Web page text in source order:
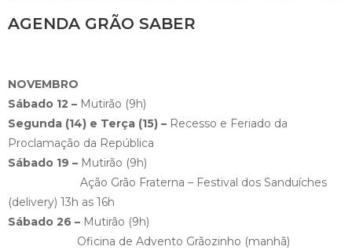
AGENDA GRÃO SABER
NOVEMBRO
Sábado 12 – Mutirão (9h)
Segunda (14) e Terça (15) – Recesso e Feriado da
Proclamação da República
Sábado 19 – Mutirão (9h)
Ação Grão Fraterna – Festival dos Sanduíches
(delivery) 13h as 16h
Sábado 26 – Mutirão (9h)
Oficina de Advento Grãozinho (manhã)